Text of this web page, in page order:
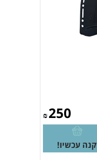
₪250
קנה עכשיו!